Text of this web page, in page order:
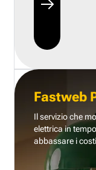
Fastweb
Il servizio che
elettrica in
abbassare i